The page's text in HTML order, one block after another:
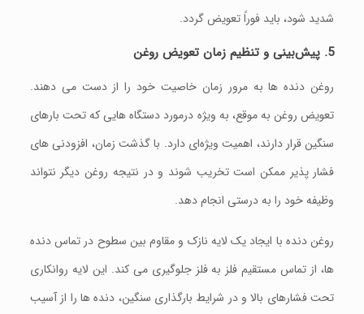
شدید شود، باید فوراً تعویض گردد.
5. پیش‌بینی و تنظیم زمان تعویض روغن
روغن دنده‌ ها به مرور زمان خاصیت خود را از دست می‌ دهند.
تعویض روغن به موقع، به‌ ویژه درمورد دستگاه‌ هایی که تحت بارهای
سنگین قرار دارند، اهمیت ویژه‌ای دارد. با گذشت زمان، افزودنی‌ های
فشار پذیر ممکن است تخریب شوند و در نتیجه روغن دیگر نتواند
وظیفه خود را به درستی انجام دهد.
روغن دنده با ایجاد یک لایه نازک و مقاوم بین سطوح در تماس دنده‌
ها، از تماس مستقیم فلز به فلز جلوگیری می‌ کند. این لایه روانکاری
تحت فشارهای بالا و در شرایط بارگذاری سنگین، دنده‌ ها را از آسیب